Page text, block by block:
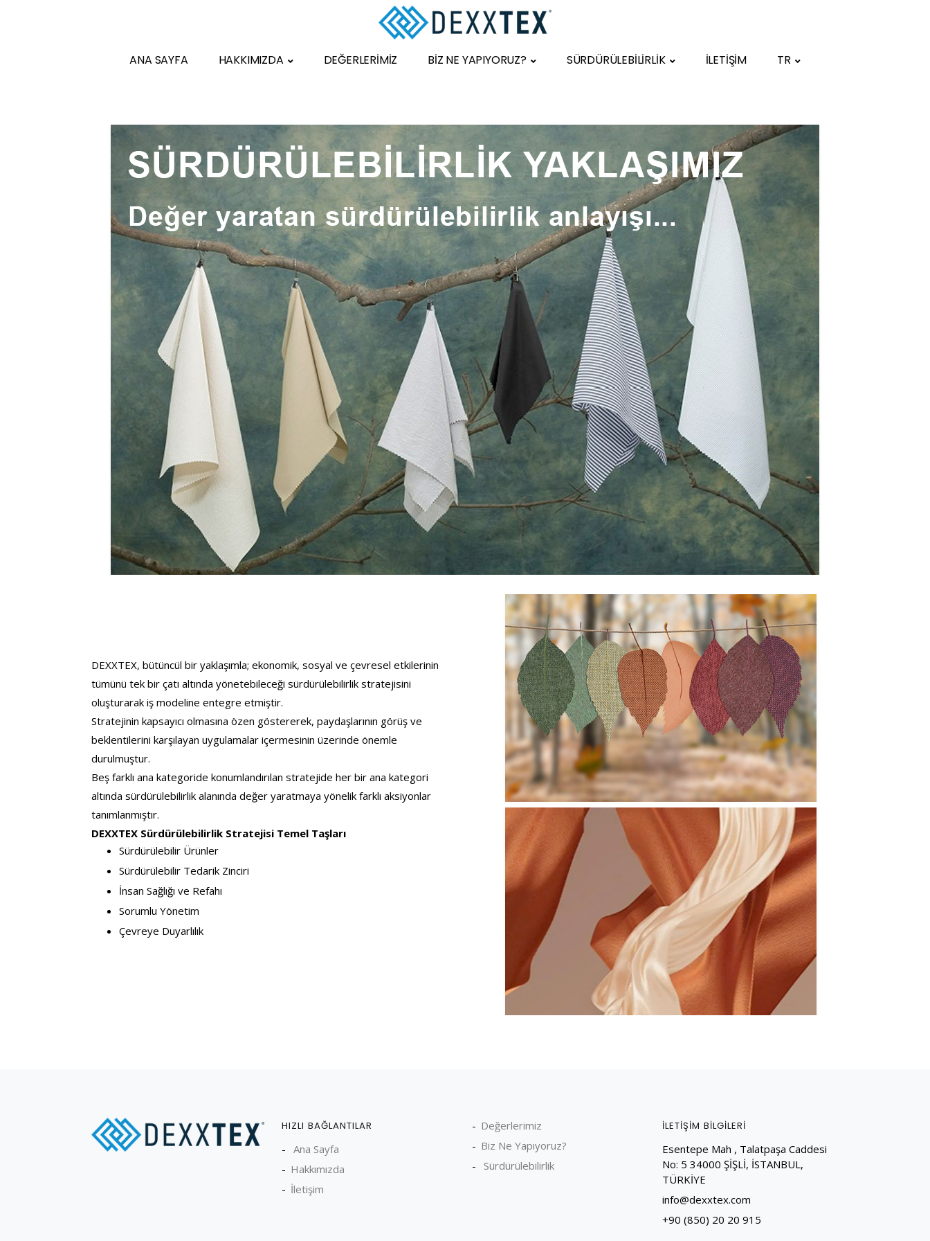
ANA SAYFA HAKKIMIZDA DEĞERLERİMİZ BİZ NE YAPIYORUZ? SÜRDÜRÜLEBİLİRLİK İLETİŞİM TR
DEXXTEX, bütüncül bir yaklaşımla; ekonomik, sosyal ve çevresel etkilerinin
tümünü tek bir çatı altında yönetebileceği sürdürülebilirlik stratejisini
oluşturarak iş modeline entegre etmiştir.
Stratejinin kapsayıcı olmasına özen göstererek, paydaşlarının görüş ve
beklentilerini karşılayan uygulamalar içermesinin üzerinde önemle
durulmuştur.
Beş farklı ana kategoride konumlandırılan stratejide her bir ana kategori
altında sürdürülebilirlik alanında değer yaratmaya yönelik farklı aksiyonlar
tanımlanmıştır.
DEXXTEX Sürdürülebilirlik Stratejisi Temel Taşları
Sürdürülebilir Ürünler
Sürdürülebilir Tedarik Zinciri
İnsan Sağlığı ve Refahı
Sorumlu Yönetim
Çevreye Duyarlılık
HIZLI BAĞLANTILAR
Ana Sayfa
Hakkımızda
İletişim
Değerlerimiz
Biz Ne Yapıyoruz?
Sürdürülebilirlik
İLETİŞİM BİLGİLERİ
Esentepe Mah , Talatpaşa Caddesi
No: 5 34000 ŞİŞLİ, İSTANBUL,
TÜRKİYE
info@dexxtex.com
+90 (850) 20 20 915